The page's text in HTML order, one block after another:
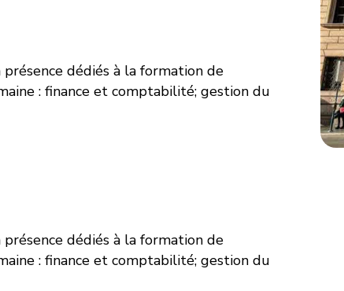
dédiés à la formation de
: finance et comptabilité; gestion du
dédiés à la formation de
: finance et comptabilité; gestion du